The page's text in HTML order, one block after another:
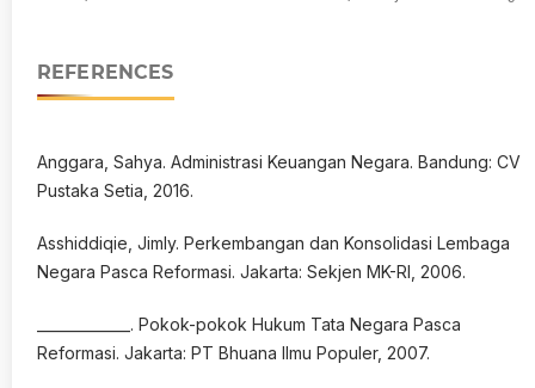
REFERENCES
Anggara, Sahya. Administrasi Keuangan Negara. Bandung: CV
Pustaka Setia, 2016.
Asshiddiqie, Jimly. Perkembangan dan Konsolidasi Lembaga
Negara Pasca Reformasi. Jakarta: Sekjen MK-RI, 2006.
_____________. Pokok-pokok Hukum Tata Negara Pasca
Reformasi. Jakarta: PT Bhuana Ilmu Populer, 2007.